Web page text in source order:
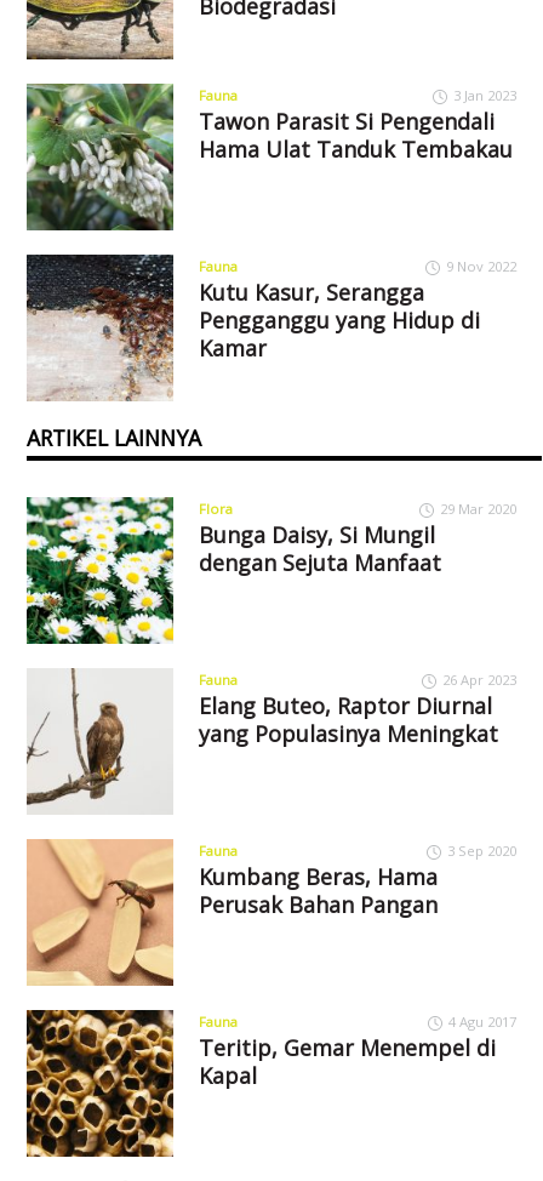
Biodegradasi
Fauna 3 Jan 2023
Tawon Parasit Si Pengendali
Hama Ulat Tanduk Tembakau
Fauna 9 Nov 2022
Kutu Kasur, Serangga
Pengganggu yang Hidup di
Kamar
ARTIKEL LAINNYA
Flora 29 Mar 2020
Bunga Daisy, Si Mungil
dengan Sejuta Manfaat
Fauna 26 Apr 2023
Elang Buteo, Raptor Diurnal
yang Populasinya Meningkat
Fauna 3 Sep 2020
Kumbang Beras, Hama
Perusak Bahan Pangan
Fauna 4 Agu 2017
Teritip, Gemar Menempel di
Kapal